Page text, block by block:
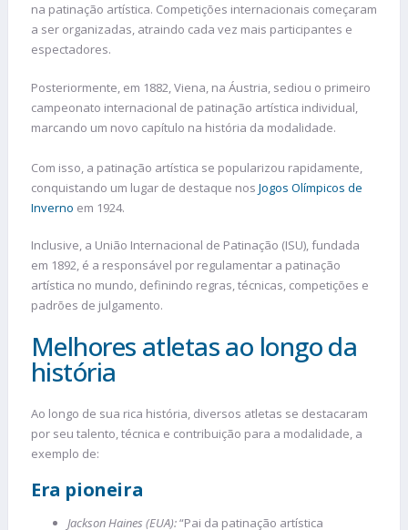
na patinação artística. Competições internacionais começaram
a ser organizadas, atraindo cada vez mais participantes e
espectadores.
Posteriormente, em 1882, Viena, na Áustria, sediou o primeiro
campeonato internacional de patinação artística individual,
marcando um novo capítulo na história da modalidade.
Com isso, a patinação artística se popularizou rapidamente,
conquistando um lugar de destaque nos Jogos Olímpicos de
Inverno em 1924.
Inclusive, a União Internacional de Patinação (ISU), fundada
em 1892, é a responsável por regulamentar a patinação
artística no mundo, definindo regras, técnicas, competições e
padrões de julgamento.
Melhores atletas ao longo da
história
Ao longo de sua rica história, diversos atletas se destacaram
por seu talento, técnica e contribuição para a modalidade, a
exemplo de:
Era pioneira
Jackson Haines (EUA):“Pai da patinação artística